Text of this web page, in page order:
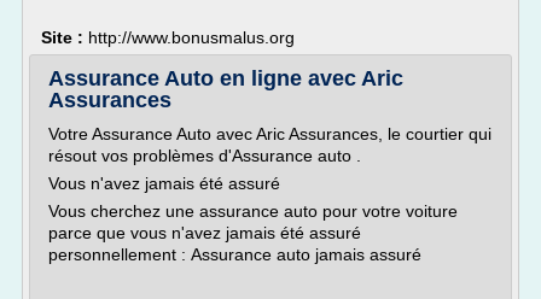
Site : http://www.bonusmalus.org
Assurance Auto en ligne avec Aric
Assurances
Votre Assurance Auto avec Aric Assurances, le courtier qui
résout vos problèmes d'Assurance auto .
Vous n'avez jamais été assuré
Vous cherchez une assurance auto pour votre voiture
parce que vous n'avez jamais été assuré
personnellement : Assurance auto jamais assuré